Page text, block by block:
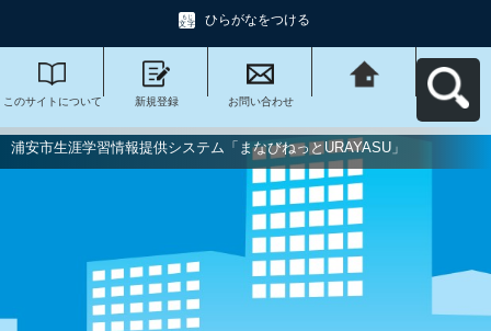
ひらがなをつける
このサイトについて 新規登録 お問い合わせ
びねっと
URAYASU」へ戻る
浦安市生涯学習情報提供システム「まなびねっとURAYASU」